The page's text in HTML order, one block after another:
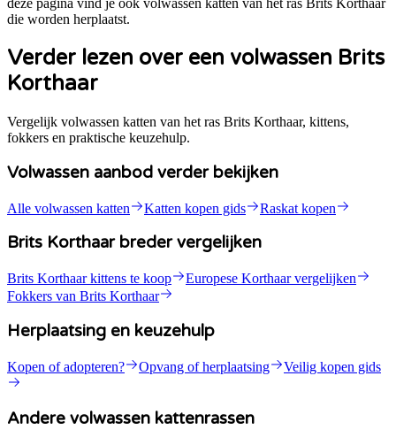
deze pagina vind je ook volwassen katten van het ras Brits Korthaar
die worden herplaatst.
Verder lezen over een volwassen Brits
Korthaar
Vergelijk volwassen katten van het ras Brits Korthaar, kittens,
fokkers en praktische keuzehulp.
Volwassen aanbod verder bekijken
Alle volwassen katten Katten kopen gids Raskat kopen
Brits Korthaar breder vergelijken
Brits Korthaar kittens te koop
Europese Korthaar vergelijken
Fokkers van Brits Korthaar
Herplaatsing en keuzehulp
Kopen of adopteren? Opvang of herplaatsing Veilig kopen gids
Andere volwassen kattenrassen